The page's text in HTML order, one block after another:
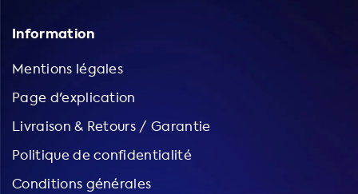
Information
Mentions légales
Page d'explication
Livraison & Retours / Garantie
Politique de confidentialité
Conditions générales